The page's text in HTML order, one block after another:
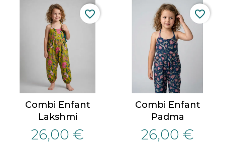
Combi Enfant
Lakshmi
26,00 €
favorite_border
Combi Enfant
Padma
26,00 €
favorite_border